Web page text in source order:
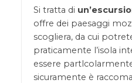
Si tratta di
offre dei paesaggi
scogliera, da cui
praticamente l’isola
essere
sicuramente è